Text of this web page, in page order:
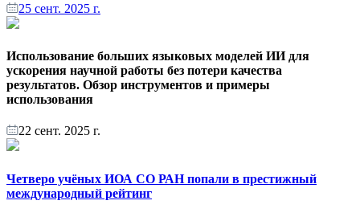
25 сент. 2025 г.
Использование больших языковых моделей ИИ для
ускорения научной работы без потери качества
результатов. Обзор инструментов и примеры
использования
22 сент. 2025 г.
Четверо учёных ИОА СО РАН попали в престижный
международный рейтинг